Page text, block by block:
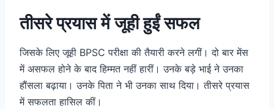
तीसरे प्रयास में जूही हुईं सफल
जिसके लिए जूही BPSC परीक्षा की तैयारी करने लगीं। दो बार मेंस
में असफल होने के बाद हिम्मत नहीं हारीं। उनके बड़े भाई ने उनका
हौंसला बढ़ाया। उनके पिता ने भी उनका साथ दिया। तीसरे प्रयास
में सफलता हासिल कीं।